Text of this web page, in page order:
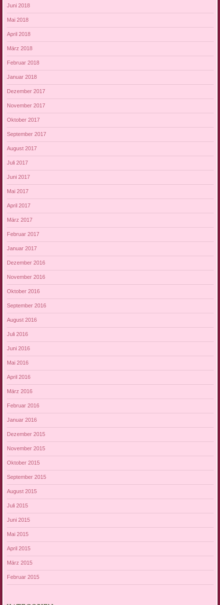
Juni 2018
Mai 2018
April 2018
März 2018
Februar 2018
Januar 2018
Dezember 2017
November 2017
Oktober 2017
September 2017
August 2017
Juli 2017
Juni 2017
Mai 2017
April 2017
März 2017
Februar 2017
Januar 2017
Dezember 2016
November 2016
Oktober 2016
September 2016
August 2016
Juli 2016
Juni 2016
Mai 2016
April 2016
März 2016
Februar 2016
Januar 2016
Dezember 2015
November 2015
Oktober 2015
September 2015
August 2015
Juli 2015
Juni 2015
Mai 2015
April 2015
März 2015
Februar 2015